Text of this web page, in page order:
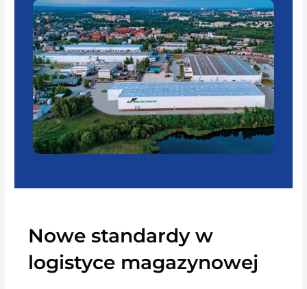
Nowe standardy w
logistyce magazynowej